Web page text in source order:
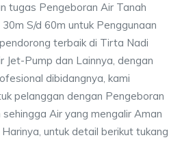
tugas Pengeboran Air Tanah
S/d 60m untuk Penggunaan
terbaik di Tirta Nadi
Pump dan Lainnya, dengan
dibidangnya, kami
pelanggan dengan Pengeboran
Air yang mengalir Aman
untuk detail berikut tukang